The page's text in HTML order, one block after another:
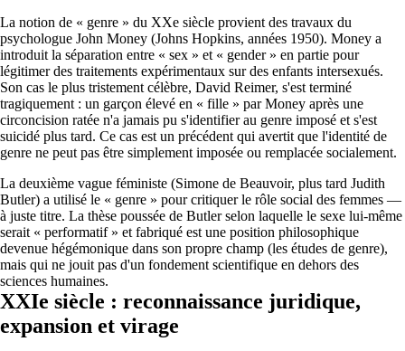
La notion de « genre » du XXe siècle provient des travaux du
psychologue John Money (Johns Hopkins, années 1950). Money a
introduit la séparation entre « sex » et « gender » en partie pour
légitimer des traitements expérimentaux sur des enfants intersexués.
Son cas le plus tristement célèbre, David Reimer, s'est terminé
tragiquement : un garçon élevé en « fille » par Money après une
circoncision ratée n'a jamais pu s'identifier au genre imposé et s'est
suicidé plus tard. Ce cas est un précédent qui avertit que l'identité de
genre ne peut pas être simplement imposée ou remplacée socialement.
La deuxième vague féministe (Simone de Beauvoir, plus tard Judith
Butler) a utilisé le « genre » pour critiquer le rôle social des femmes —
à juste titre. La thèse poussée de Butler selon laquelle le sexe lui-même
serait « performatif » et fabriqué est une position philosophique
devenue hégémonique dans son propre champ (les études de genre),
mais qui ne jouit pas d'un fondement scientifique en dehors des
sciences humaines.
XXIe siècle : reconnaissance juridique,
expansion et virage